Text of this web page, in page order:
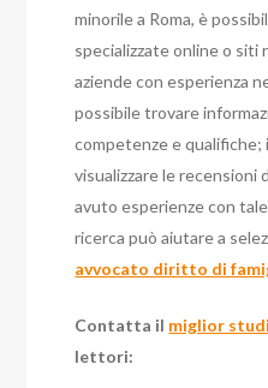
minorile a Roma, è
specializzate online o siti
aziende con esperienza
possibile trovare
competenze e
visualizzare le recensioni
avuto esperienze con
ricerca può aiutare a
avvocato diritto di
Contatta il miglior
lettori: